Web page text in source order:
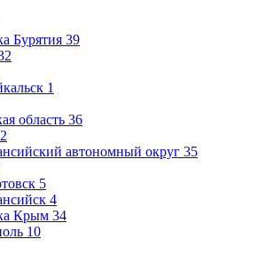
Бурятия 39
1
область 36
автономный округ 35
5
4
Крым 34
10